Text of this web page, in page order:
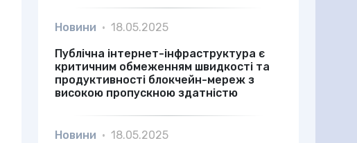
Новини • 18.05.2025
Публічна інтернет-інфраструктура є
критичним обмеженням швидкості та
продуктивності блокчейн-мереж з
високою пропускною здатністю
Новини • 18.05.2025